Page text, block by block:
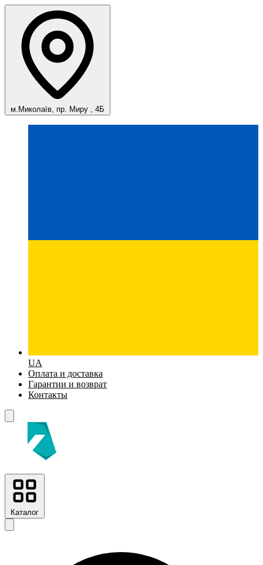
м.Миколаїв, пр. Миру , 4Б
UA
Оплата и доставка
Гарантии и возврат
Контакты
Каталог